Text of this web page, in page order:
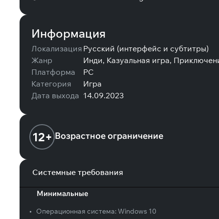
Информация
Локализация Русский (интерфейс и субтитры)
Жанр
Инди, Казуальная игра,
Платформа
PC
Категория
Игра
Дата выхода 14.09.2023
12+ Возрастное ограничение
Системные требования
Минимальные
• Операционная система:Windows 10